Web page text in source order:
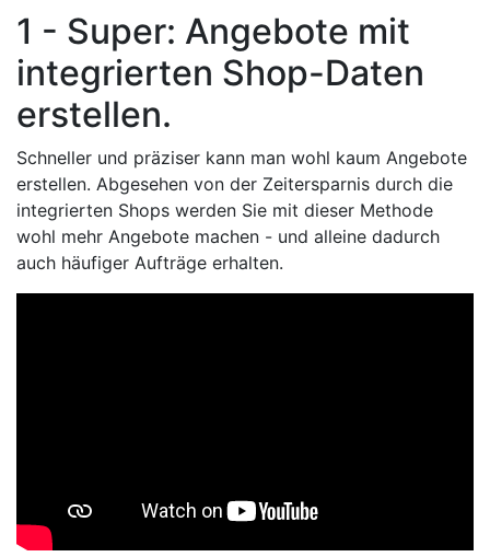
1 - Super: Angebote mit
integrierten Shop-Daten
erstellen.
Schneller und präziser kann man wohl kaum Angebote
erstellen. Abgesehen von der Zeitersparnis durch die
integrierten Shops werden Sie mit dieser Methode
wohl mehr Angebote machen - und alleine dadurch
auch häufiger Aufträge erhalten.